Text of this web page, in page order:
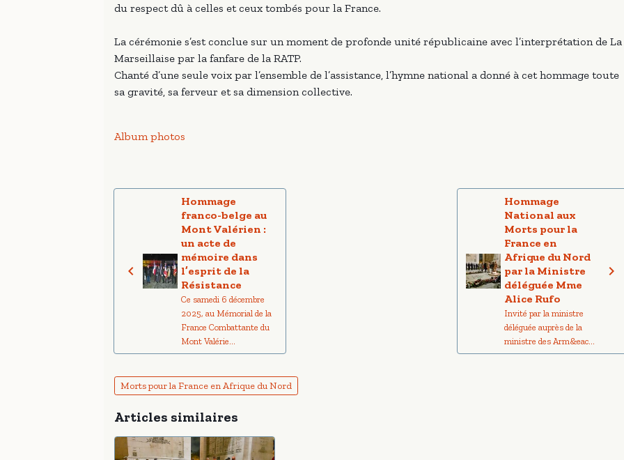
du respect dû à celles et ceux tombés pour la France.
La cérémonie s’est conclue sur un moment de profonde unité républicaine avec l’interprétation de La
Marseillaise par la fanfare de la RATP.
Chanté d’une seule voix par l’ensemble de l’assistance, l’hymne national a donné à cet hommage toute
sa gravité, sa ferveur et sa dimension collective.
Album photos
Hommage
franco-belge au
Mont Valérien :
un acte de
mémoire dans
l’esprit de la
Résistance
Ce samedi 6 décembre
2025, au Mémorial de la
France Combattante du
Mont Valérie...
Hommage
National aux
Morts pour la
France en
Afrique du Nord
par la Ministre
déléguée Mme
Alice Rufo
Invité par la ministre
déléguée auprès de la
ministre des Arm&eac...
Morts pour la France en Afrique du Nord
Articles similaires